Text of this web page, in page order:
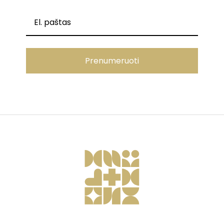
Prenumeruoti